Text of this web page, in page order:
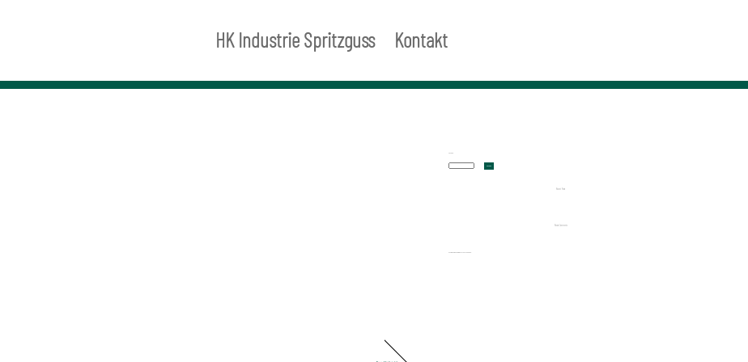
HK Industrie Spritzguss Kontakt
Recent Posts
Recent Comments
Es sind keine Kommentare vorhanden.